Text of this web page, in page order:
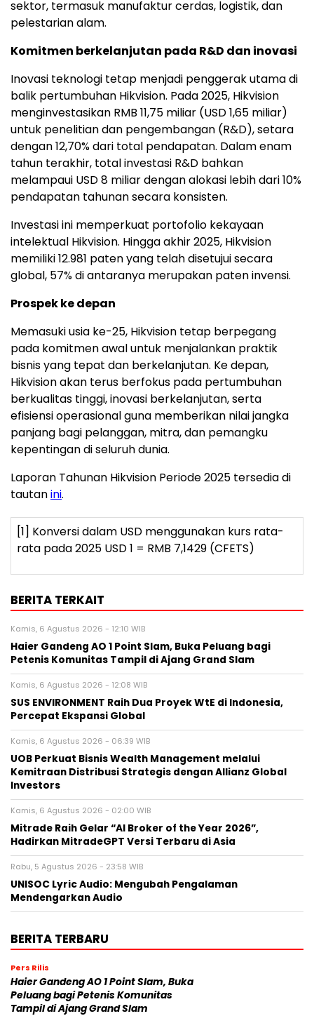
sektor, termasuk manufaktur cerdas, logistik, dan
pelestarian alam.
Komitmen berkelanjutan pada R&D dan inovasi
Inovasi teknologi tetap menjadi penggerak utama di
balik pertumbuhan Hikvision. Pada 2025, Hikvision
menginvestasikan RMB 11,75 miliar (USD 1,65 miliar)
untuk penelitian dan pengembangan (R&D), setara
dengan 12,70% dari total pendapatan. Dalam enam
tahun terakhir, total investasi R&D bahkan
melampaui USD 8 miliar dengan alokasi lebih dari 10%
pendapatan tahunan secara konsisten.
Investasi ini memperkuat portofolio kekayaan
intelektual Hikvision. Hingga akhir 2025, Hikvision
memiliki 12.981 paten yang telah disetujui secara
global, 57% di antaranya merupakan paten invensi.
Prospek ke depan
Memasuki usia ke-25, Hikvision tetap berpegang
pada komitmen awal untuk menjalankan praktik
bisnis yang tepat dan berkelanjutan. Ke depan,
Hikvision akan terus berfokus pada pertumbuhan
berkualitas tinggi, inovasi berkelanjutan, serta
efisiensi operasional guna memberikan nilai jangka
panjang bagi pelanggan, mitra, dan pemangku
kepentingan di seluruh dunia.
Laporan Tahunan Hikvision Periode 2025 tersedia di
tautanini.
[1] Konversi dalam USD menggunakan kurs rata-
rata pada 2025 USD 1 = RMB 7,1429 (CFETS)
BERITA TERKAIT
Kamis, 6 Agustus 2026 - 12:10 WIB
Haier Gandeng AO 1 Point Slam, Buka Peluang bagi
Petenis Komunitas Tampil di Ajang Grand Slam
Kamis, 6 Agustus 2026 - 12:08 WIB
SUS ENVIRONMENT Raih Dua Proyek WtE di Indonesia,
Percepat Ekspansi Global
Kamis, 6 Agustus 2026 - 06:39 WIB
UOB Perkuat Bisnis Wealth Management melalui
Kemitraan Distribusi Strategis dengan Allianz Global
Investors
Kamis, 6 Agustus 2026 - 02:00 WIB
Mitrade Raih Gelar “AI Broker of the Year 2026”,
Hadirkan MitradeGPT Versi Terbaru di Asia
Rabu, 5 Agustus 2026 - 23:58 WIB
UNISOC Lyric Audio: Mengubah Pengalaman
Mendengarkan Audio
BERITA TERBARU
Pers Rilis
Haier Gandeng AO 1 Point Slam, Buka
Peluang bagi Petenis Komunitas
Tampil di Ajang Grand Slam